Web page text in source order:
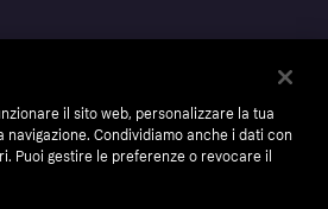
il sito web, personalizzare la tua
navigazione. Condividiamo anche i dati con
Puoi gestire le preferenze o revocare il